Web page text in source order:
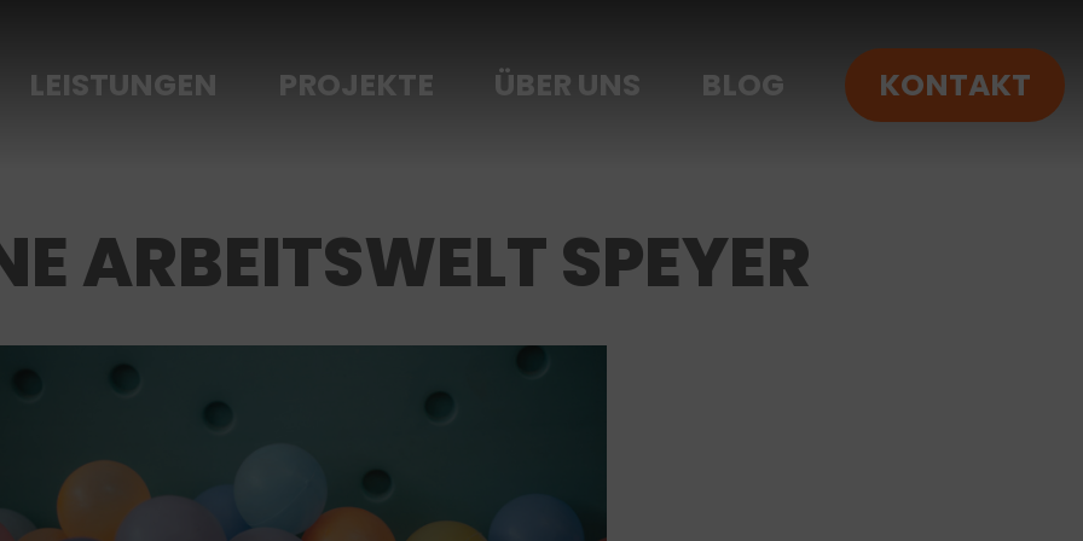
LEISTUNGEN PROJEKTE ÜBER UNS BLOG KONTAKT
ARBEITSWELT SPEYER